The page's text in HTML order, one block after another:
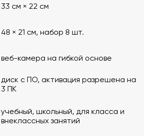
Методические рекомендации
обучения обучающихся, примеры
и типовые сценарии
ноутбук с дисководом,
выставления света, материал для
и пр.
33 см × 22 см
48 × 21 см, набор 8 шт.
веб-камера на гибкой основе
диск с ПО, активация разрешена на
3 ПК
учебный, школьный, для класса и
внеклассных занятий